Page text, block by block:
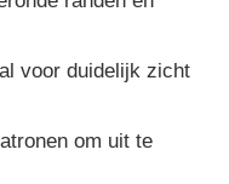
voor duidelijk zicht
om uit te